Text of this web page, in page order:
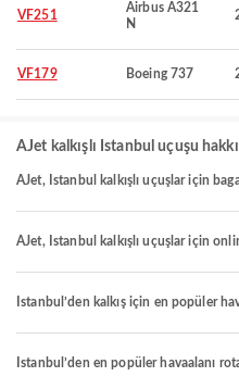
VF251
Airbus A321
N
VF179 Boeing 737
AJet kalkışlı Istanbul uçuşu
AJet, Istanbul kalkışlı uçuşlar için
AJet, Istanbul kalkışlı uçuşlar için
Istanbul’den kalkış için en popüler
Istanbul’den en popüler havaalanı